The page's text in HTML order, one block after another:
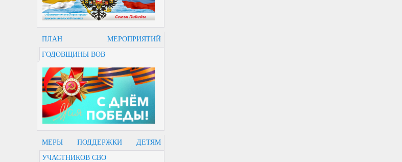
ПЛАН МЕРОПРИЯТИЙ
ГОДОВЩИНЫ ВОВ
МЕРЫ ПОДДЕРЖКИ ДЕТЯМ
УЧАСТНИКОВ СВО